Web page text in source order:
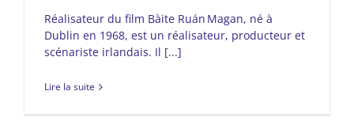
Réalisateur du film Bàite Ruán Magan, né à
Dublin en 1968, est un réalisateur, producteur et
scénariste irlandais. Il [...]
Lire la suite